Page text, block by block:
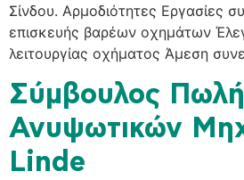
Σίνδου. Αρμοδιότητες Εργασίες
επισκευής βαρέων οχημάτων
λειτουργίας οχήματος Άμεση
Σύμβουλος
Ανυψωτικών
Linde